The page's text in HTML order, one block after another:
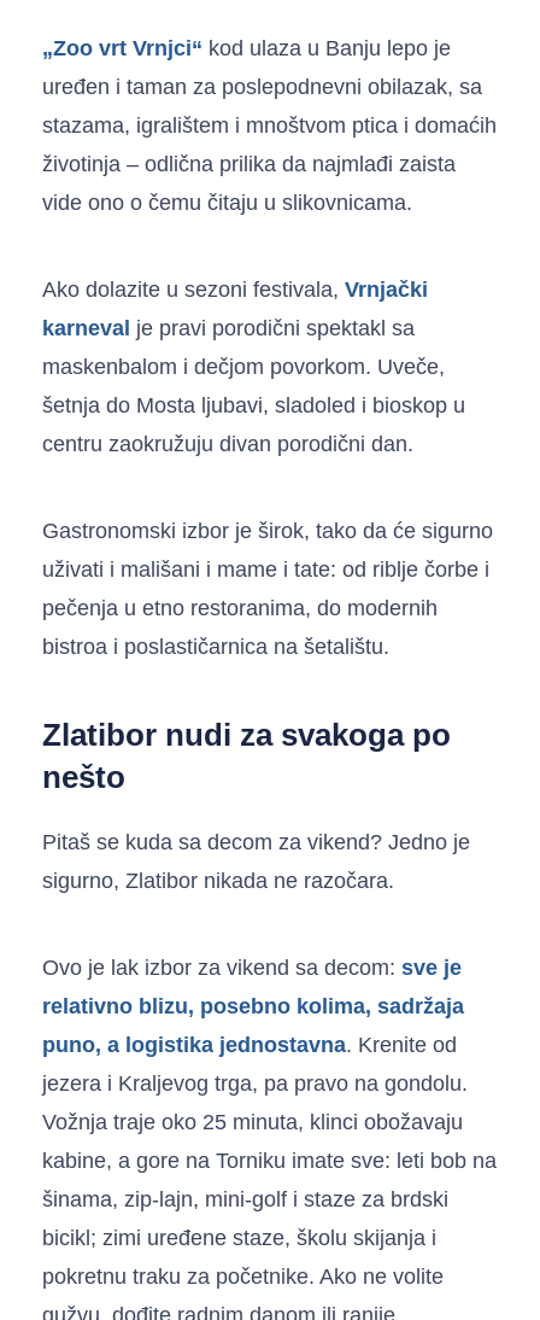
„Zoo vrt Vrnjci“ kod ulaza u Banju lepo je
uređen i taman za poslepodnevni obilazak, sa
stazama, igralištem i mnoštvom ptica i domaćih
životinja – odlična prilika da najmlađi zaista
vide ono o čemu čitaju u slikovnicama.
Ako dolazite u sezoni festivala, Vrnjački
karneval je pravi porodični spektakl sa
maskenbalom i dečjom povorkom. Uveče,
šetnja do Mosta ljubavi, sladoled i bioskop u
centru zaokružuju divan porodični dan.
Gastronomski izbor je širok, tako da će sigurno
uživati i mališani i mame i tate: od riblje čorbe i
pečenja u etno restoranima, do modernih
bistroa i poslastičarnica na šetalištu.
Zlatibor nudi za svakoga po
nešto
Pitaš se kuda sa decom za vikend? Jedno je
sigurno, Zlatibor nikada ne razočara.
Ovo je lak izbor za vikend sa decom: sve je
relativno blizu, posebno kolima, sadržaja
puno, a logistika jednostavna. Krenite od
jezera i Kraljevog trga, pa pravo na gondolu.
Vožnja traje oko 25 minuta, klinci obožavaju
kabine, a gore na Torniku imate sve: leti bob na
šinama, zip-lajn, mini-golf i staze za brdski
bicikl; zimi uređene staze, školu skijanja i
pokretnu traku za početnike. Ako ne volite
gužvu, dođite radnim danom ili ranije